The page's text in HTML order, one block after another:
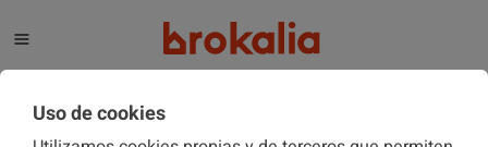
El blog de Brokalia
Uso de cookies